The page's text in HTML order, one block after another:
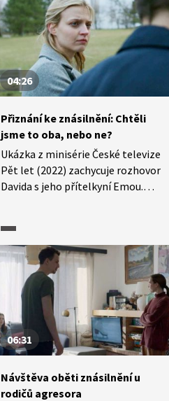
Scéna ukazuje, že přijetí viny
a omluva jsou důležité, ale nemusí
vždy stačit k překonání hlubokého
zranění.
04:26
Přiznání ke znásilnění: Chtěli
jsme to oba, nebo ne?
Ukázka z minisérie České televize
Pět let (2022) zachycuje rozhovor
Davida s jeho přítelkyní Emou.
k události, již si dosud nechtěl plně
připustit. Poprvé si uvědomuje
a nahlas přiznává, že skutečně šlo
o znásilnění. Scéna zároveň
ukazuje, jak zásadní roli hrají slova,
ať už vyjádření souhlasu,
či odmítnutí, a jak tenká může být
hranice mezi vnímáním situace
06:31
Návštěva oběti znásilnění u
rodičů agresora